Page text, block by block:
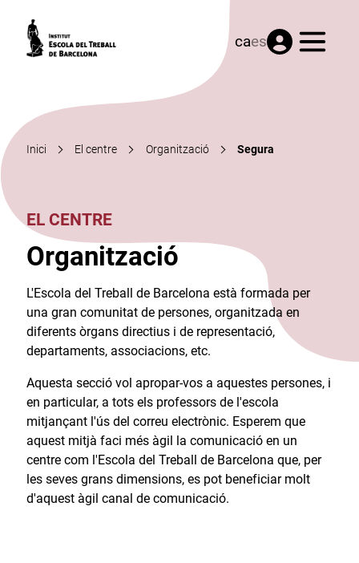
caes Menú
Inici El centre Organització Segura
EL CENTRE
Organització
L'Escola del Treball de Barcelona està formada per
una gran comunitat de persones, organitzada en
diferents òrgans directius i de representació,
departaments, associacions, etc.​
Aquesta secció vol apropar-vos a aquestes persones, i
en particular, a tots els professors de l'escola
mitjançant l'ús del correu electrònic. Esperem que
aquest mitjà faci més àgil la comunicació en un
centre com l'Escola del Treball de Barcelona que, per
les seves grans dimensions, es pot beneficiar molt
d'aquest àgil canal de comunicació.​